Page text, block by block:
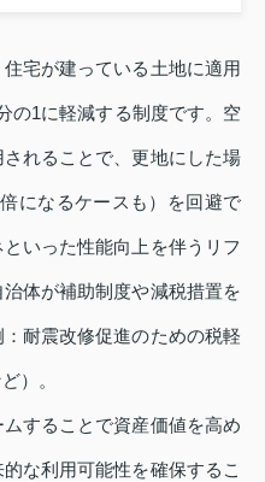
宅が建っている土地に適用
の1に軽減する制度です。空
れることで、更地にした場
になるケースも）を回避で
いった性能向上を伴うリフ
体が補助制度や減税措置を
耐震改修促進のための税軽
）。
することで資産価値を高め
な利用可能性を確保するこ